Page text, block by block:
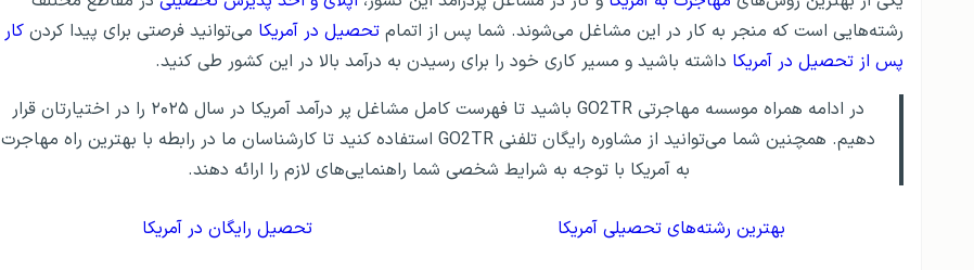
رشته‌هایی است که منجر به کار در این مشاغل می‌شوند. شما پس از اتمام تحصیل در آمریکا می‌توانید فرصتی برای پیدا کردن کار
پس از تحصیل در آمریکا داشته باشید و مسیر کاری خود را برای رسیدن به درآمد بالا در این کشور طی کنید.
در ادامه همراه موسسه مهاجرتی GO2TR باشید تا فهرست کامل مشاغل پر درآمد آمریکا در سال ۲۰۲۵ را در اختیارتان قرار
دهیم. همچنین شما می‌توانید از مشاوره رایگان تلفنی GO2TR استفاده کنید تا کارشناسان ما در رابطه با بهترین راه مهاجرت
به آمریکا با توجه به شرایط شخصی شما راهنمایی‌های لازم را ارائه دهند.
بهترین رشته‌های تحصیلی آمریکا تحصیل رایگان در آمریکا